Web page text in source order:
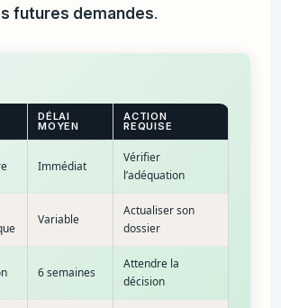
futures demandes.
DÉLAI
MOYEN
ACTION
REQUISE
Immédiat
Vérifier
l’adéquation
Variable
Actualiser son
dossier
6 semaines
Attendre la
décision